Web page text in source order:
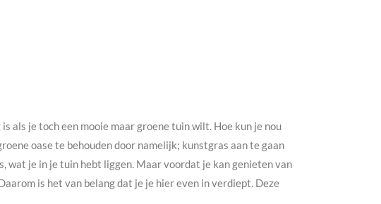
als je toch een mooie maar groene tuin wilt. Hoe kun je nou
oase te behouden door namelijk; kunstgras aan te gaan
wat je in je tuin hebt liggen. Maar voordat je kan genieten van
is het van belang dat je je hier even in verdiept. Deze